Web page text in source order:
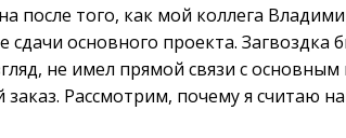
после того, как мой коллега
сдачи основного проекта.
не имел прямой связи с
Рассмотрим, почему я